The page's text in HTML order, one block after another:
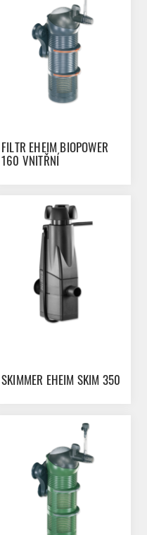
FILTR EHEIM BIOPOWER
160 VNITŘNÍ
SKIMMER EHEIM SKIM 350